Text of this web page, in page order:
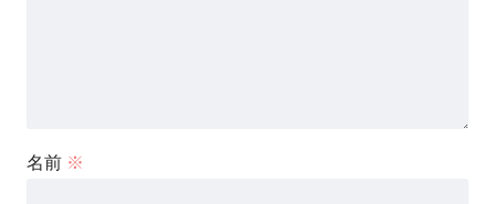
名前 ※